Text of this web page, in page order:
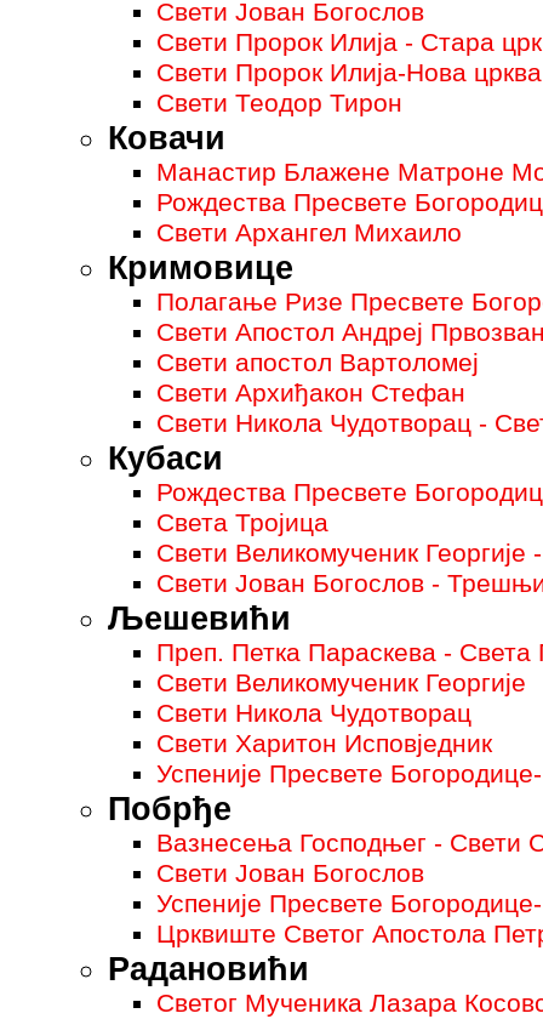
Свети Јован Богослов
Свети Пророк Илија - Стара
Свети Пророк Илија-Нова црква
Свети Теодор Тирон
Ковачи
Манастир Блажене Матроне
Рождества Пресвете
Свети Архангел Михаило
Кримовице
Полагање Ризе Пресвете
Свети Апостол Андреј
Свети апостол Вартоломеј
Свети Архиђакон Стефан
Свети Никола Чудотворац -
Кубаси
Рождества Пресвете
Света Тројица
Свети Великомученик Георгије
Свети Јован Богослов -
Љешевићи
Преп. Петка Параскева - Света
Свети Великомученик Георгије
Свети Никола Чудотворац
Свети Харитон Исповједник
Успеније Пресвете
Побрђе
Вазнесења Господњег - Свети
Свети Јован Богослов
Успеније Пресвете
Црквиште Светог Апостола
Радановићи
Светог Мученика Лазара